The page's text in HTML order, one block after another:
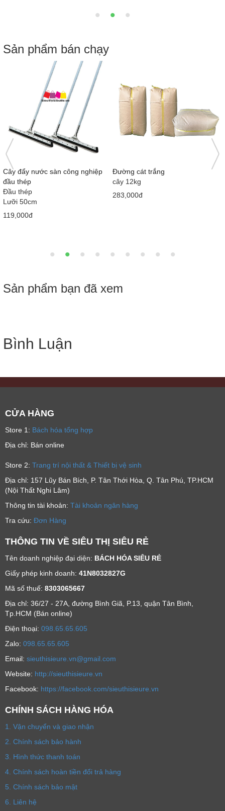
Sản phẩm bán chạy
Cây đẩy nước sàn công nghiệp
đầu thép
Đầu thép
Lưỡi 50cm
119,000đ
Đường cát trắng
cây 12kg
283,000đ
Sản phẩm bạn đã xem
Bình Luận
CỬA HÀNG
Store 1: Bách hóa tổng hợp
Địa chỉ: Bán online
Store 2: Trang trí nội thất & Thiết bị vệ sinh
Địa chỉ: 157 Lũy Bán Bích, P. Tân Thới Hòa, Q. Tân Phú, TP.HCM
(Nội Thất Nghi Lâm)
Thông tin tài khoản: Tài khoản ngân hàng
Tra cứu: Đơn Hàng
THÔNG TIN VỀ SIÊU THỊ SIÊU RẺ
Tên doanh nghiệp đại diện: BÁCH HÓA SIÊU RẺ
Giấy phép kinh doanh: 41N8032827G
Mã số thuế: 8303065667
Địa chỉ: 36/27 - 27A, đường Bình Giã, P.13, quận Tân Bình,
Tp.HCM (Bán online)
Ðiện thoại: 098.65.65.605
Zalo: 098.65.65.605
Email: sieuthisieure.vn@gmail.com
Website: http://sieuthisieure.vn
Facebook: https://facebook.com/sieuthisieure.vn
CHÍNH SÁCH HÀNG HÓA
1. Vận chuyển và giao nhận
2. Chính sách bảo hành
3. Hình thức thanh toán
4. Chính sách hoàn tiền đổi trả hàng
5. Chính sách bảo mật
6. Liên hệ